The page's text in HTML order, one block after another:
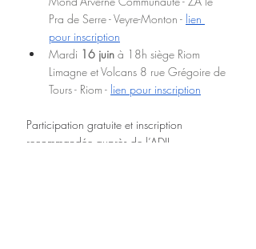
Pra de Serre - Veyre-Monton - lien
pour inscription
Mardi 16 juin à 18h siège Riom
Limagne et Volcans 8 rue Grégoire de
Tours - Riom - lien pour inscription
Participation gratuite et inscription
recommandée auprès de l’ADIL.